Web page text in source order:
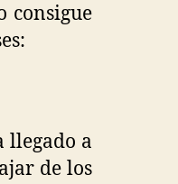
consigue
llegado a
de los